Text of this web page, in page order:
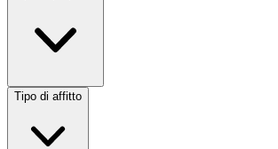
Tipo di affitto